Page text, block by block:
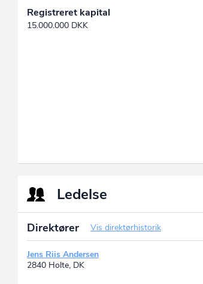
Registreret kapital
15.000.000 DKK
Ledelse
Direktører Vis direktørhistorik
Jens Riis Andersen
2840 Holte, DK